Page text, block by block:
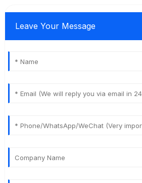
Leave Your Message